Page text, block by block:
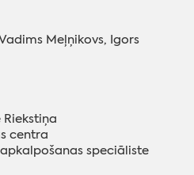
Meļņikovs, Igors
centra
speciāliste